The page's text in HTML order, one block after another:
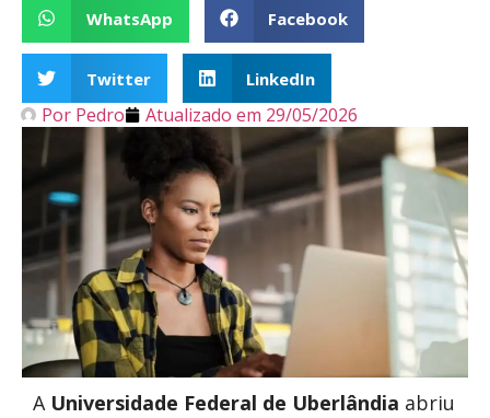
WhatsApp Facebook
Twitter LinkedIn
Por Pedro Atualizado em 29/05/2026
A Universidade Federal de Uberlândia abriu